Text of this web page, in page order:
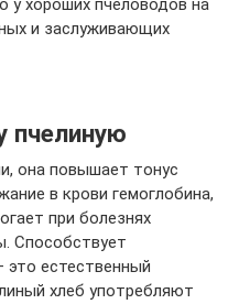
у хороших пчеловодов на
и заслуживающих
пчелиную
она повышает тонус
в крови гемоглобина,
при болезнях
Способствует
это естественный
хлеб употребляют